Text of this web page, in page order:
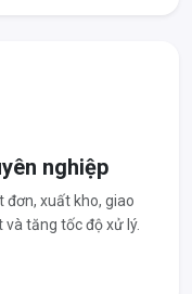
nghiệp
đơn, xuất kho, giao
tăng tốc độ xử lý.